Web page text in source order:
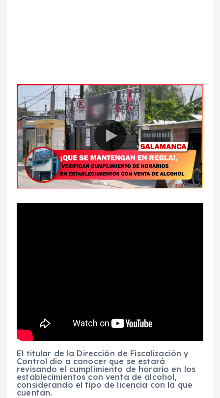
El titular de la Dirección de Fiscalización y
Control dio a conocer que se estará
revisando el cumplimiento de horario en los
establecimientos con venta de alcohol,
considerando el tipo de licencia con la que
cuentan.